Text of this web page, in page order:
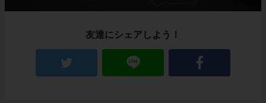
友達にシェアしよう！